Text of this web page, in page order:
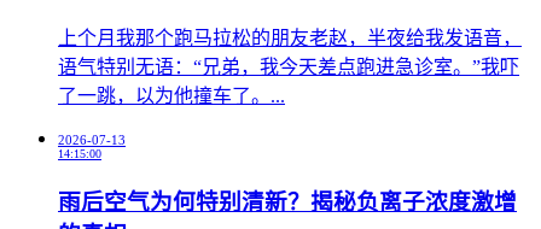
上个月我那个跑马拉松的朋友老赵，半夜给我发语音，
语气特别无语：“兄弟，我今天差点跑进急诊室。”我吓
了一跳，以为他撞车了。...
2026-07-13
14:15:00
雨后空气为何特别清新？揭秘负离子浓度激增